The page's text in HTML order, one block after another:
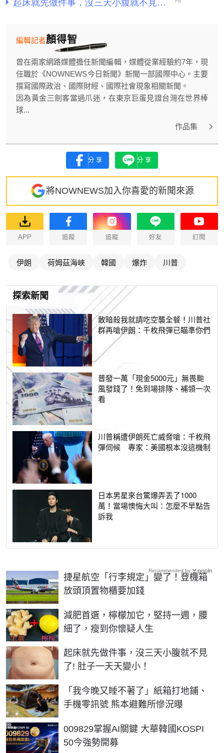
顏得智
編輯記者
曾在兩家網路媒體擔任新聞編輯，媒體從業經驗約7年，現
任職於《NOWNEWS今日新聞》新聞一部國際中心。主要
撰寫國際政治、國際財經、國際社會現象相關新聞。
因為黃金三劍客當過爪迷，在東京巨蛋見證台灣在世界棒
球...
作品集
分享 分享
將NOWNEWS加入你喜愛的新聞來源
APP 追蹤 追蹤 好友 訂閱
伊朗 荷姆茲海峽 韓國 爆炸 川普
探索新聞
敢暗殺我就請吃空襲全餐！川普社
群再嗆伊朗：千枚飛彈已瞄準你們
普發一萬「現金5000元」無畏颱
風發錢了！免到場排隊、補領一次
看
川普稱遭伊朗死亡威脅嗆：千枚飛
彈伺候 專家：美國根本沒這機制
日本男星來台驚爆弄丟了1000
萬！當場懊悔大叫：怎麼不早點告
訴我
捷星航空「行李規定」變了！登機箱
放頭頂置物櫃要加錢
減肥首選，檸檬加它，堅持一週，腰
細了，瘦到你懷疑人生
PR
起床就先做件事，沒三天小腹就不見
了! 肚子一天天變小！
PR
「我今晚又睡不著了」紙箱打地鋪、
手機零訊號 熊本避難所慘況曝
009829掌握AI關鍵 大華韓國KOSPI
50今強勢開募
PR
Recommended by